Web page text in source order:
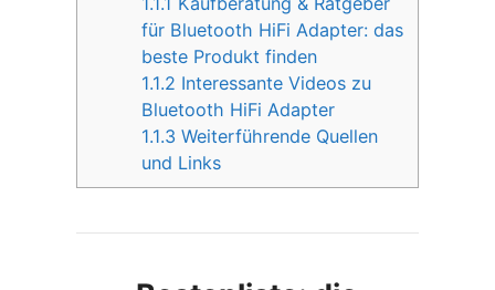
für Bluetooth HiFi Adapter: das
beste Produkt finden
1.1.2 Interessante Videos zu
Bluetooth HiFi Adapter
1.1.3 Weiterführende Quellen
und Links